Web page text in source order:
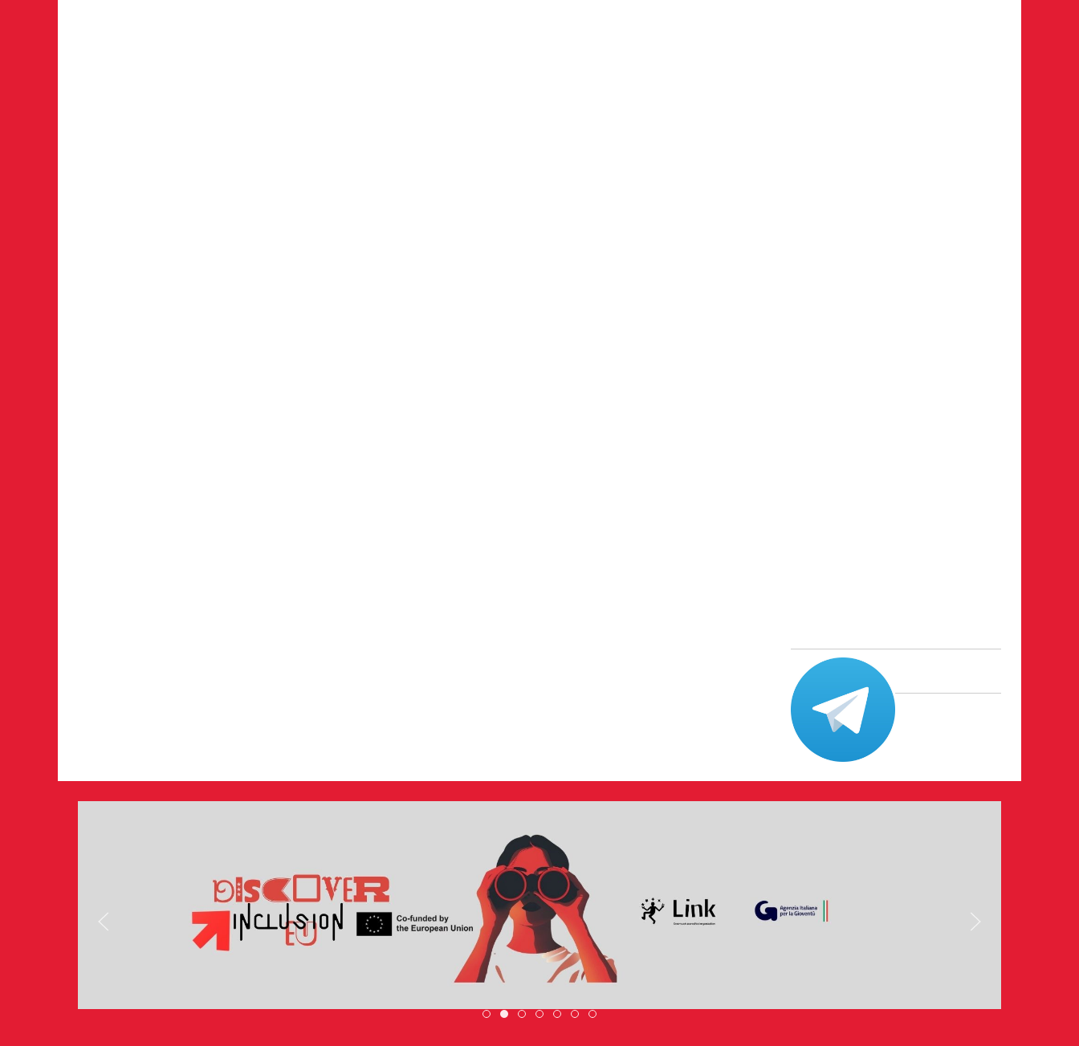
SCOPRI DI PIÙ
DiscoverEu Inclusion
Scopri dove sono i nostri volontari
ESC » Volontariato internazionale
Scambio Giovanile » 19 - 28 maggio 2026